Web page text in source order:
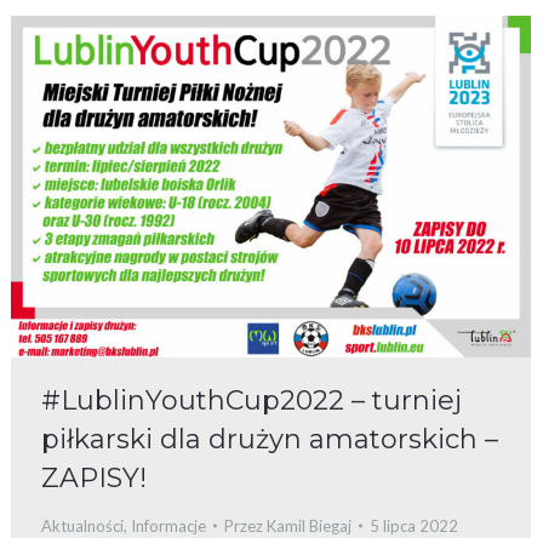
#LublinYouthCup2022 – turniej
piłkarski dla drużyn amatorskich –
ZAPISY!
Aktualności, Informacje Przez Kamil Biegaj 5 lipca 2022